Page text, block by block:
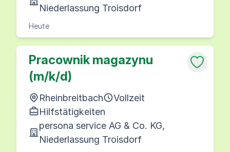
Niederlassung Troisdorf
Heute
Pracownik magazynu
(m/k/d)
Rheinbreitbach
Vollzeit
Hilfstätigkeiten
persona service AG & Co. KG,
Niederlassung Troisdorf